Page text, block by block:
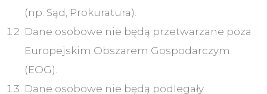
(np. Sąd, Prokuratura).
Dane osobowe nie będą przetwarzane poza
Europejskim Obszarem Gospodarczym
(EOG).
Dane osobowe nie będą podlegały